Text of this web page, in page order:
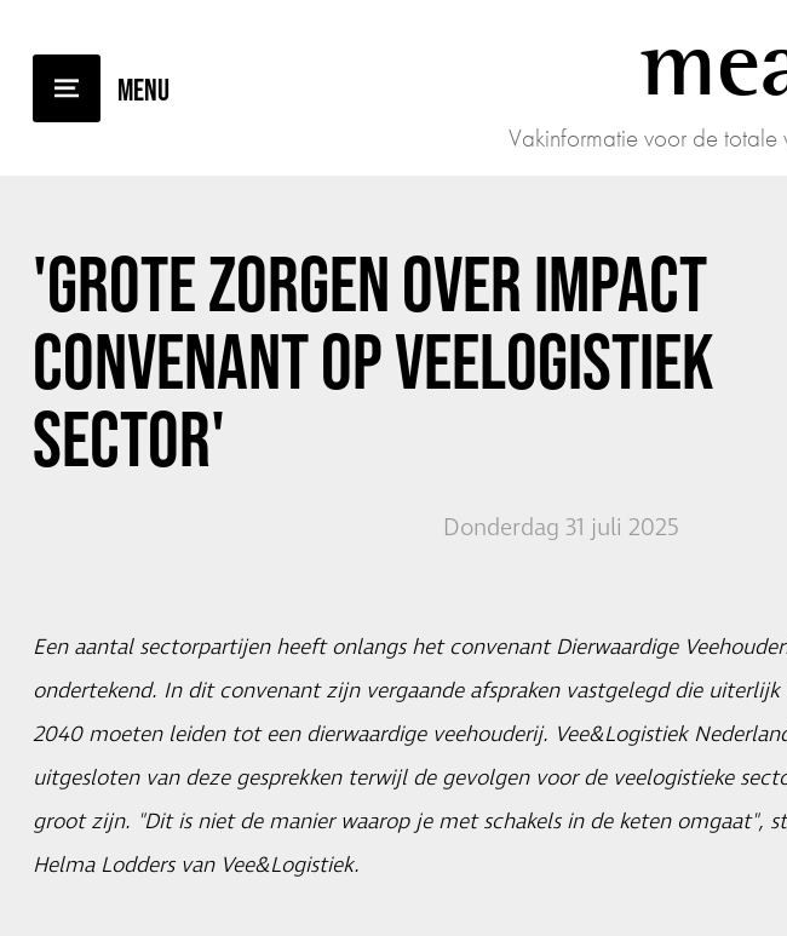
Vakinformatie voor de totale
'GROTE ZORGEN OVER IMPACT
CONVENANT OP VEELOGISTIEK
SECTOR'
Donderdag 31 juli 2025
Een aantal sectorpartijen heeft onlangs het convenant Dierwaardige
ondertekend. In dit convenant zijn vergaande afspraken vastgelegd die uiterlijk
2040 moeten leiden tot een dierwaardige veehouderij. Vee&Logistiek
uitgesloten van deze gesprekken terwijl de gevolgen voor de veelogistieke
groot zijn. "Dit is niet de manier waarop je met schakels in de keten omgaat",
Helma Lodders van Vee&Logistiek.